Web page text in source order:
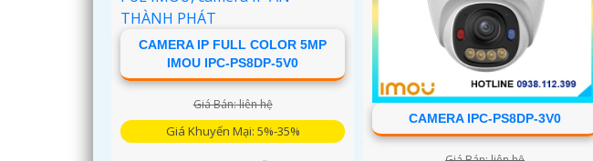
CAMERA IP FULL COLOR 5MP
IMOU IPC-PS8DP-5V0
Giá Bán: liên hệ
Giá Khuyến Mại: 5%-35%
CAMERA IPC-PS8DP-3V0